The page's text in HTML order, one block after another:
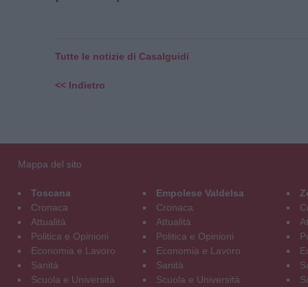
Tutte le notizie di Casalguidi
<< Indietro
Mappa del sito
Toscana
Cronaca
Attualità
Politica e Opinioni
Economia e Lavoro
Sanità
Scuola e Università
Empolese Valdelsa
Cronaca
Attualità
Politica e Opinioni
Economia e Lavoro
Sanità
Scuola e Università